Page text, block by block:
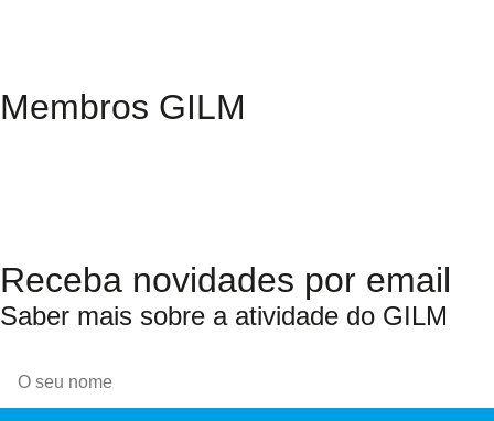
Membros GILM
Receba novidades por email
Saber mais sobre a atividade do GILM